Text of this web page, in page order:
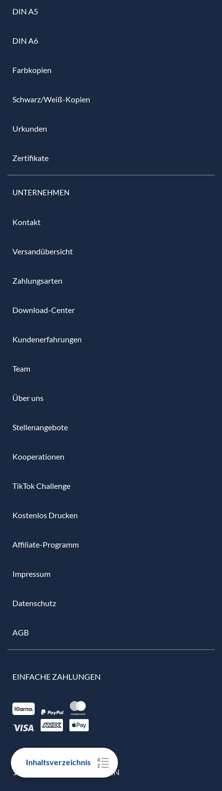
Inhaltsverzeichnis
DIN A5
DIN A6
Farbkopien
Schwarz/Weiß-Kopien
Urkunden
Zertifikate
UNTERNEHMEN
Kontakt
Versandübersicht
Zahlungsarten
Download-Center
Kundenerfahrungen
Team
Über uns
Stellenangebote
Kooperationen
TikTok Challenge
Kostenlos Drucken
Affiliate-Programm
Impressum
Datenschutz
AGB
EINFACHE ZAHLUNGEN
100% ECHTE BEWERTUNGEN